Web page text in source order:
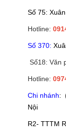
Số 75:
Hotline:
Số 370:
Số18: Văn
Hotline:
Chi nhánh:
Nội
R2- TTTM